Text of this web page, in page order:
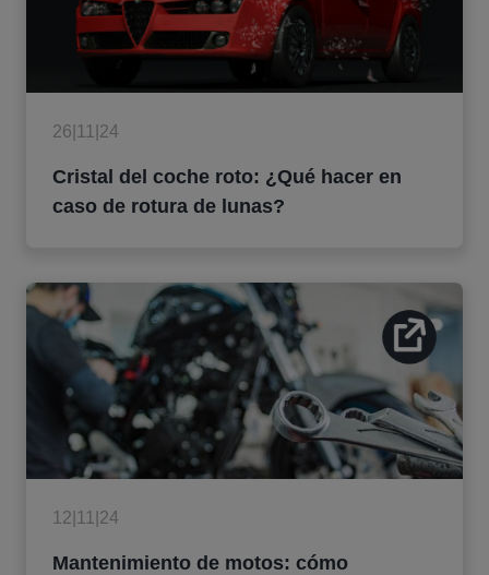
26|11|24
Cristal del coche roto: ¿Qué hacer en
caso de rotura de lunas?
12|11|24
Mantenimiento de motos: cómo